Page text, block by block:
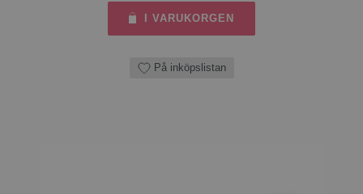
I VARUKORGEN
På inköpslistan